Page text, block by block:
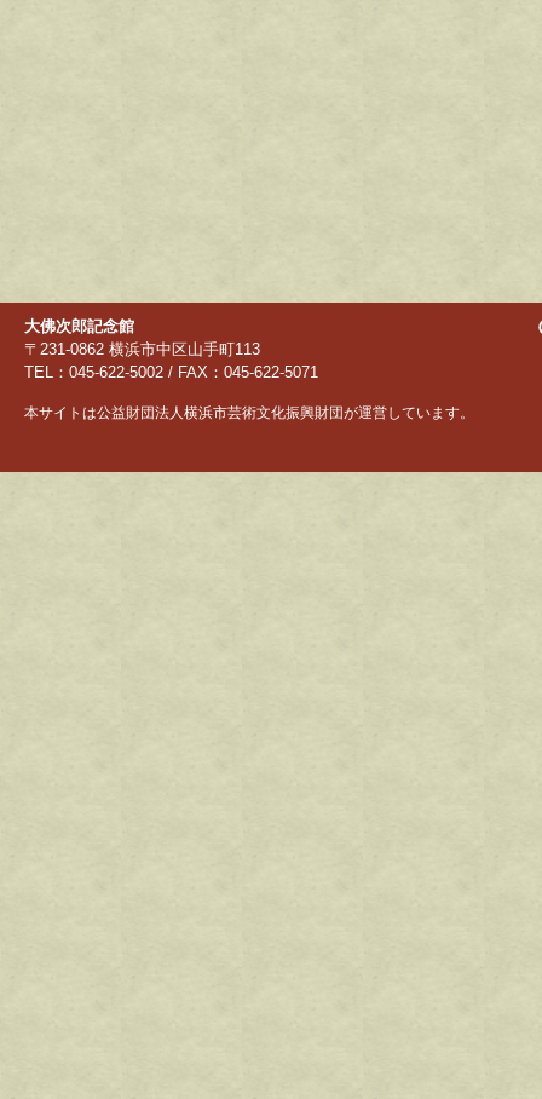
大佛次郎記念館
〒231-0862 横浜市中区山手町113
TEL：045-622-5002 / FAX：045-622-5071
本サイトは公益財団法人横浜市芸術文化振興財団が運営しています。